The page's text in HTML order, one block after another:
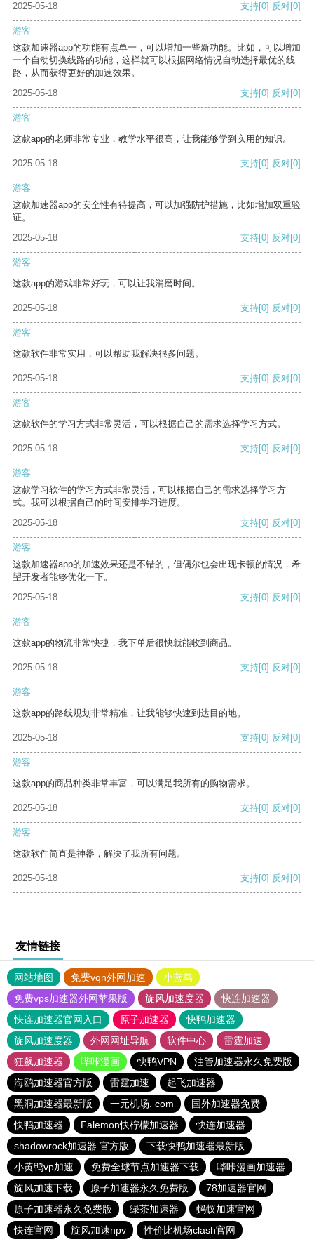
2025-05-18
支持[0] 反对[0]
游客
这款加速器app的功能有点单一，可以增加一些新功能。比如，可以增加
一个自动切换线路的功能，这样就可以根据网络情况自动选择最优的线
路，从而获得更好的加速效果。
2025-05-18
支持[0] 反对[0]
游客
这款app的老师非常专业，教学水平很高，让我能够学到实用的知识。
2025-05-18 支持[0] 反对[0]
游客
这款加速器app的安全性有待提高，可以加强防护措施，比如增加双重验
证。
2025-05-18
支持[0] 反对[0]
游客
这款app的游戏非常好玩，可以让我消磨时间。
2025-05-18 支持[0] 反对[0]
游客
这款软件非常实用，可以帮助我解决很多问题。
2025-05-18 支持[0] 反对[0]
游客
这款软件的学习方式非常灵活，可以根据自己的需求选择学习方式。
2025-05-18 支持[0] 反对[0]
游客
这款学习软件的学习方式非常灵活，可以根据自己的需求选择学习方
式。我可以根据自己的时间安排学习进度。
2025-05-18
支持[0] 反对[0]
游客
这款加速器app的加速效果还是不错的，但偶尔也会出现卡顿的情况，希
望开发者能够优化一下。
2025-05-18
支持[0] 反对[0]
游客
这款app的物流非常快捷，我下单后很快就能收到商品。
2025-05-18 支持[0] 反对[0]
游客
这款app的路线规划非常精准，让我能够快速到达目的地。
2025-05-18 支持[0] 反对[0]
游客
这款app的商品种类非常丰富，可以满足我所有的购物需求。
2025-05-18 支持[0] 反对[0]
游客
这款软件简直是神器，解决了我所有问题。
2025-05-18 支持[0] 反对[0]
友情链接
网站地图 免费vqn外网加速
小蓝鸟
免费vps加速器外网苹果版
旋风加速度器
快连加速器
快连加速器官网入口
原子加速器
快鸭加速器
旋风加速度器
外网网址导航 软件中心
雷霆加速
狂飙加速器
哔咔漫画 快鸭VPN
油管加速器永久免费版
海鸥加速器官方版
雷霆加速
起飞加速器
黑洞加速器最新版
一元机场. com
国外加速器免费
快鸭加速器
Falemon快柠檬加速器
快连加速器
shadowrock加速器 官方版
下载快鸭加速器最新版
小黄鸭vp加速
免费全球节点加速器下载
哔咔漫画加速器
旋风加速下载
原子加速器永久免费版
78加速器官网
原子加速器永久免费版
绿茶加速器
蚂蚁加速官网
快连官网
旋风加速npv 性价比机场clash官网